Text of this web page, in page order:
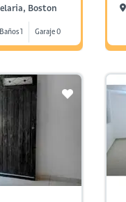
Boston
Baños 1 Garaje 0